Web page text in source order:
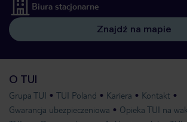
Biura stacjonarne
Znajdź na mapie
O TUI
Grupa TUI TUI Poland Kariera
Kontakt
Gwarancja ubezpieczeniowa
Opieka TUI na